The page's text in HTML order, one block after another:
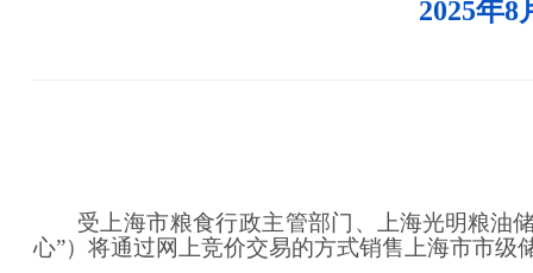
2025年
受 上海市粮食行政主管部门 、
上海光明粮油
心”）将通过网上竞价交易的方式销售上海市市级